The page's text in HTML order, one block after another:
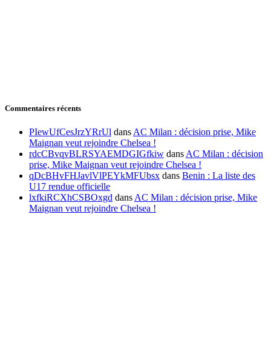
Commentaires récents
PIewUfCesJrzYRrUl dans AC Milan : décision prise, Mike
Maignan veut rejoindre Chelsea !
rdcCBvqvBLRSYAEMDGIGfkiw dans AC Milan : décision
prise, Mike Maignan veut rejoindre Chelsea !
qDcBHvFHJavlVlPEYkMFUbsx dans Benin : La liste des
U17 rendue officielle
lxfkiRCXhCSBOxgd dans AC Milan : décision prise, Mike
Maignan veut rejoindre Chelsea !